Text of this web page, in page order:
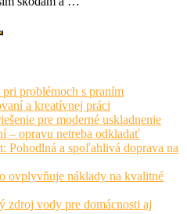
problémoch s praním
a kreatívnej práci
pre moderné uskladnenie
– opravu netreba odkladať
Pohodlná a spoľahlivá doprava na
ovplyvňuje náklady na kvalitné
zdroj vody pre domácnosti aj